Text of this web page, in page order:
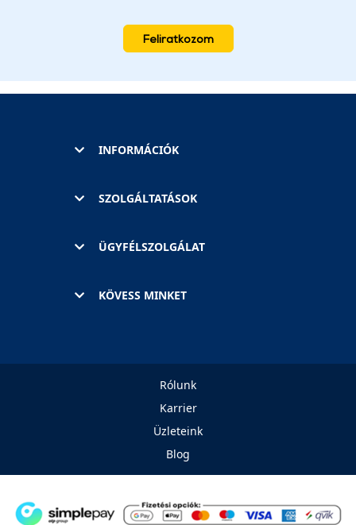
Feliratkozom
INFORMÁCIÓK
SZOLGÁLTATÁSOK
ÜGYFÉLSZOLGÁLAT
KÖVESS MINKET
Rólunk
Karrier
Üzleteink
Blog